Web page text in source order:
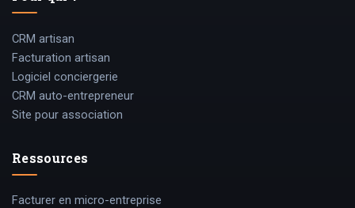
CRM artisan
Facturation artisan
Logiciel conciergerie
CRM auto-entrepreneur
Site pour association
Ressources
Facturer en micro-entreprise